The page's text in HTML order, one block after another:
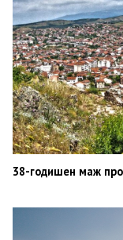
38-годишен маж